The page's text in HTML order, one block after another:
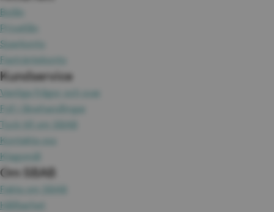
Bolån
Privatlån
Sparkonto
Fasträntekonto
Kundservice
Vanliga frågor och svar
Fyll i lånehandlingar
Tyck till om SBAB
Kontakta oss
Klagomål
Om SBAB
Fakta om SBAB
Hållbarhet